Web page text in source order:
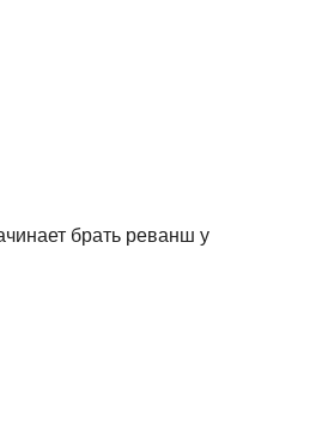
брать реванш у